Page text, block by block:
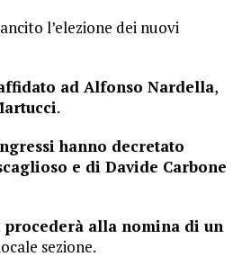
l’elezione dei nuovi
ad Alfonso Nardella,
.
hanno decretato
e di Davide Carbone
alla nomina di un
sezione.